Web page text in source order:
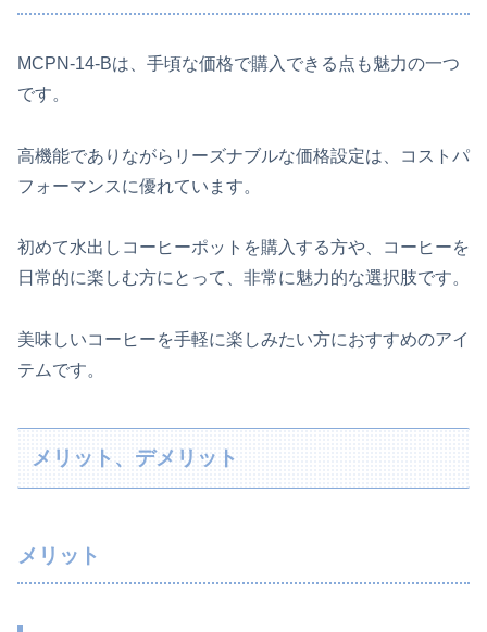
MCPN-14-Bは、手頃な価格で購入できる点も魅力の一つ
です。
高機能でありながらリーズナブルな価格設定は、コストパ
フォーマンスに優れています。
初めて水出しコーヒーポットを購入する方や、コーヒーを
日常的に楽しむ方にとって、非常に魅力的な選択肢です。
美味しいコーヒーを手軽に楽しみたい方におすすめのアイ
テムです。
メリット、デメリット
メリット